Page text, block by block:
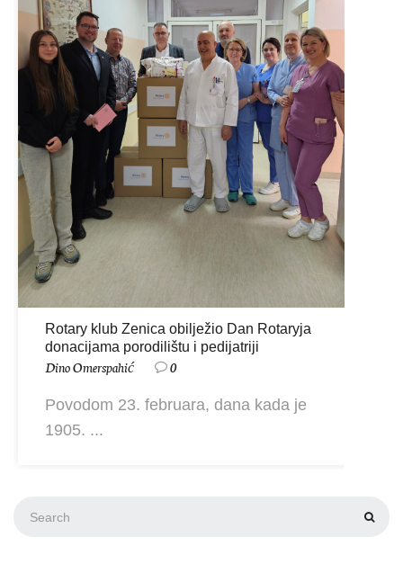
Rotary klub Zenica obilježio Dan Rotaryja
donacijama porodilištu i pedijatriji
Dino Omerspahić 0
Povodom 23. februara, dana kada je
1905. ...